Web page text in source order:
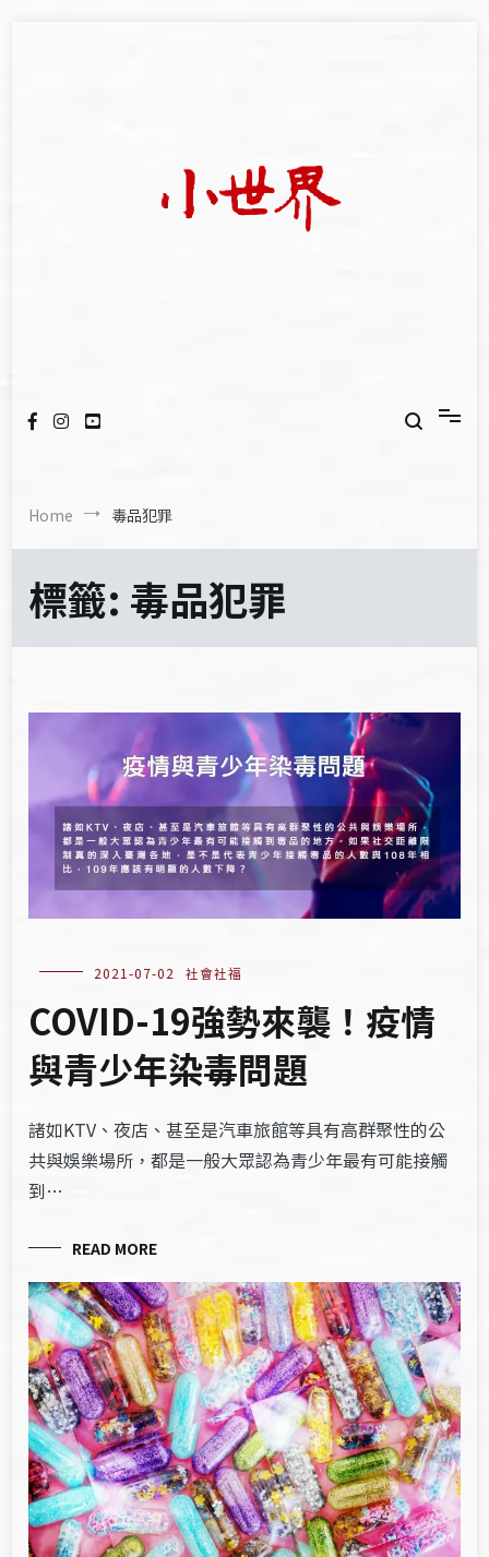
Home 毒品犯罪
標籤: 毒品犯罪
2021-07-02 社會社福
COVID-19強勢來襲！疫情
與​青少年染毒問題
諸如KTV、夜店、甚至是汽車旅館等具有高群聚性的公
共與娛樂場所，都是一般大眾認為青少年最有可能接觸
到…
READ MORE